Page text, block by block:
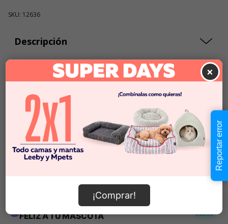
SKU: 12636
Descripción
Cantidad:
-
Añadir al carrito
Información de envío
×
¡Comprar!
Reportar error